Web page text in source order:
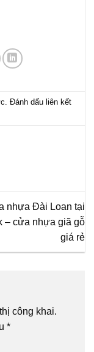
. Đánh dấu liên kết
nhựa Đài Loan tại
– cửa nhựa giã gỗ
giá rẻ
công khai.
*